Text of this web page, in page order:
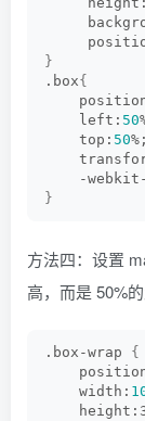
}
.box{
    left:
50
    top:
50%;
-
}
方法四：设置
高，而是 50%
.box-wrap {
    width: